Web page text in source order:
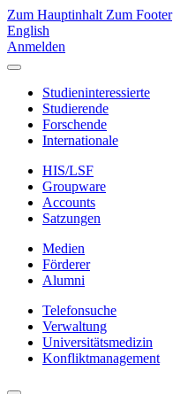
Zum Hauptinhalt Zum Footer
English
Anmelden
Studieninteressierte
Studierende
Forschende
Internationale
HIS/LSF
Groupware
Accounts
Satzungen
Medien
Förderer
Alumni
Telefonsuche
Verwaltung
Universitätsmedizin
Konfliktmanagement